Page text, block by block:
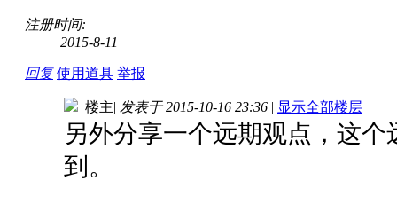
注册时间:
2015-8-11
回复 使用道具 举报
楼主| 发表于 2015-10-16 23:36 | 显示全部楼层
另外分享一个远期观点，这
到。